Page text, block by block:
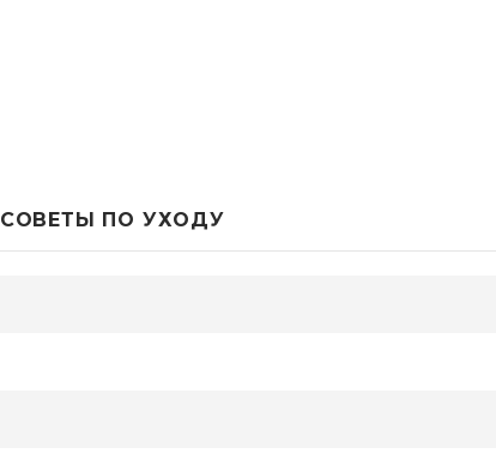
СОВЕТЫ ПО УХОДУ